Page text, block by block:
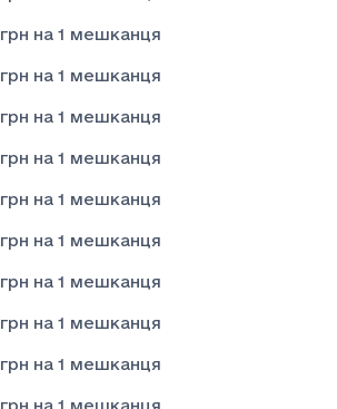
грн на 1 мешканця
грн на 1 мешканця
грн на 1 мешканця
грн на 1 мешканця
грн на 1 мешканця
грн на 1 мешканця
грн на 1 мешканця
грн на 1 мешканця
грн на 1 мешканця
грн на 1 мешканця